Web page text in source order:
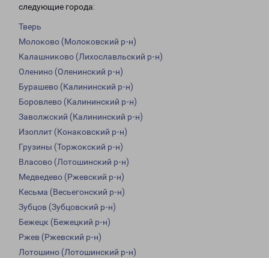
следующие города:
Тверь
Молоково (Молоковский р-н)
Калашниково (Лихославльский р-н)
Оленино (Оленинский р-н)
Бурашево (Калининский р-н)
Боровлево (Калининский р-н)
Заволжский (Калининский р-н)
Изоплит (Конаковский р-н)
Грузины (Торжокский р-н)
Власово (Лотошинский р-н)
Медведево (Ржевский р-н)
Кесьма (Весьегонский р-н)
Зубцов (Зубцовский р-н)
Бежецк (Бежецкий р-н)
Ржев (Ржевский р-н)
Лотошино (Лотошинский р-н)